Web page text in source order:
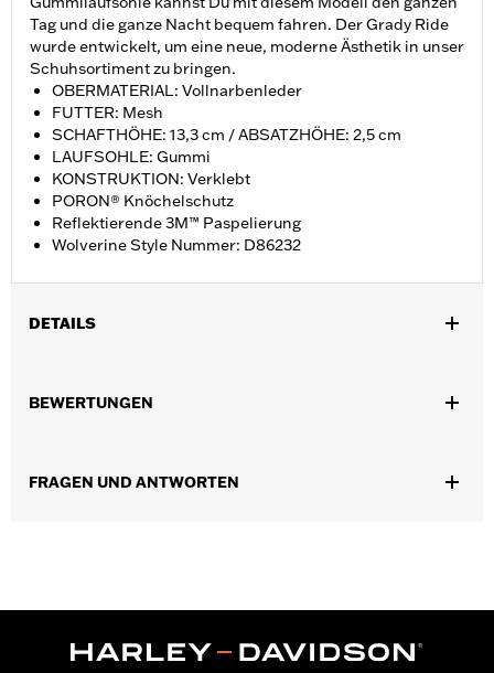
Tag und die ganze Nacht bequem fahren. Der Grady Ride
wurde entwickelt, um eine neue, moderne Ästhetik in unser
Schuhsortiment zu bringen.
OBERMATERIAL: Vollnarbenleder
FUTTER: Mesh
SCHAFTHÖHE: 13,3 cm / ABSATZHÖHE: 2,5 cm
LAUFSOHLE: Gummi
KONSTRUKTION: Verklebt
PORON® Knöchelschutz
Reflektierende 3M™ Paspelierung
Wolverine Style Nummer: D86232
DETAILS
GARANTIE:Wolverine Worldwide Herstellergarantie – Alle
Dimension Description:SCHAFTHÖHE: 13,3 cm /
BEWERTUNGEN
FRAGEN UND ANTWORTEN